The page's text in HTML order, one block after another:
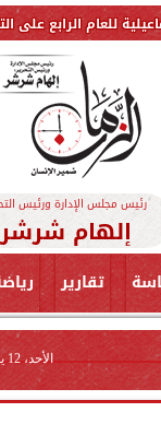
رئيس مجلس الإدارة ورئيس
إلهام شرشر
تقارير
الأحد، 12 يونيو 2022